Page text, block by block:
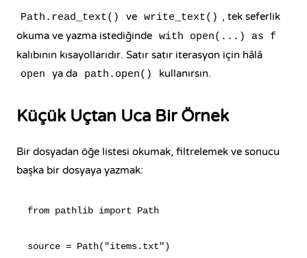
Path.read_text() ve write_text() , tek seferlik
okuma ve yazma istediğinde with open(...) as f
kalıbının kısayollarıdır. Satır satır iterasyon için hâlâ
open ya da path.open() kullanırsın.
Küçük Uçtan Uca Bir Örnek
Bir dosyadan öğe listesi okumak, filtrelemek ve sonucu
başka bir dosyaya yazmak:
from pathlib import Path
source = Path("items.txt")